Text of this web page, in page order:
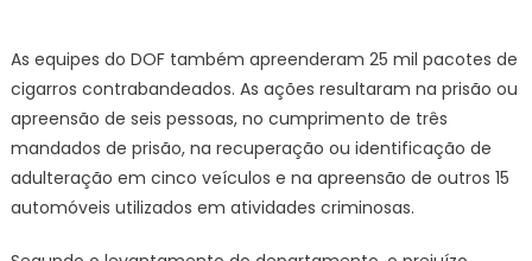
As equipes do DOF também apreenderam 25 mil pacotes de
cigarros contrabandeados. As ações resultaram na prisão ou
apreensão de seis pessoas, no cumprimento de três
mandados de prisão, na recuperação ou identificação de
adulteração em cinco veículos e na apreensão de outros 15
automóveis utilizados em atividades criminosas.